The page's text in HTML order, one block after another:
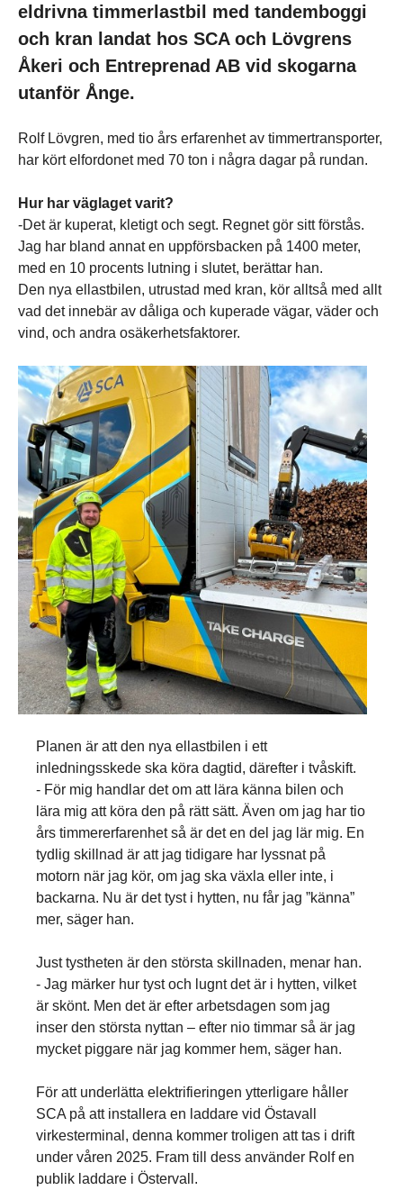
eldrivna timmerlastbil med tandemboggi
och kran landat hos SCA och Lövgrens
Åkeri och Entreprenad AB vid skogarna
utanför Ånge.
Rolf Lövgren, med tio års erfarenhet av timmertransporter,
har kört elfordonet med 70 ton i några dagar på rundan.
Hur har väglaget varit?
-Det är kuperat, kletigt och segt. Regnet gör sitt förstås.
Jag har bland annat en uppförsbacken på 1400 meter,
med en 10 procents lutning i slutet, berättar han.
Den nya ellastbilen, utrustad med kran, kör alltså med allt
vad det innebär av dåliga och kuperade vägar, väder och
vind, och andra osäkerhetsfaktorer.
Planen är att den nya ellastbilen i ett
inledningsskede ska köra dagtid, därefter i tvåskift.
- För mig handlar det om att lära känna bilen och
lära mig att köra den på rätt sätt. Även om jag har tio
års timmererfarenhet så är det en del jag lär mig. En
tydlig skillnad är att jag tidigare har lyssnat på
motorn när jag kör, om jag ska växla eller inte, i
backarna. Nu är det tyst i hytten, nu får jag ”känna”
mer, säger han.
Just tystheten är den största skillnaden, menar han.
- Jag märker hur tyst och lugnt det är i hytten, vilket
är skönt. Men det är efter arbetsdagen som jag
inser den största nyttan – efter nio timmar så är jag
mycket piggare när jag kommer hem, säger han.
För att underlätta elektrifieringen ytterligare håller
SCA på att installera en laddare vid Östavall
virkesterminal, denna kommer troligen att tas i drift
under våren 2025. Fram till dess använder Rolf en
publik laddare i Östervall.